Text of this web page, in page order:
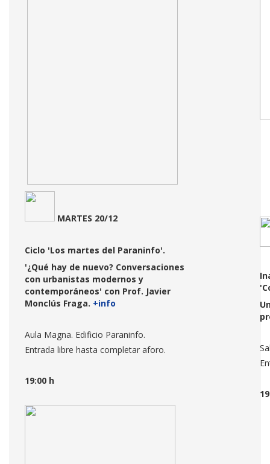
MARTES 20/12
Ciclo 'Los martes del Paraninfo'.
'¿Qué hay de nuevo? Conversaciones
con urbanistas modernos y
contemporáneos' con Prof. Javier
Monclús Fraga. +info
Aula Magna. Edificio Paraninfo.
Entrada libre hasta completar aforo.
19:00 h